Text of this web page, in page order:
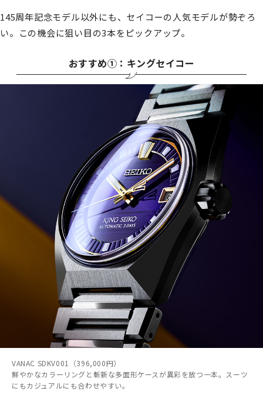
145周年記念モデル以外にも、セイコーの人気モデルが勢ぞろ
い。この機会に狙い目の3本をピックアップ。
おすすめ①：キングセイコー
VANAC SDKV001（396,000円）
鮮やかなカラーリングと斬新な多面形ケースが異彩を放つ一本。スーツ
にもカジュアルにも合わせやすい。